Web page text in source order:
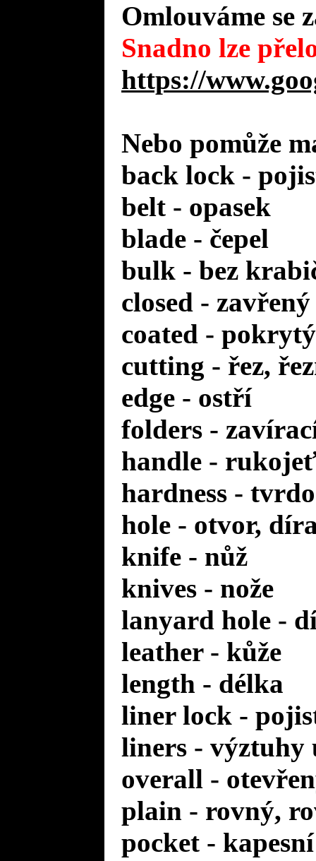
Omlouváme se
Snadno lze
https://
Nebo pomůže
back lock -
belt - opasek
blade - čepel
bulk - bez
closed - zavřený
coated -
cutting - řez,
edge - ostří
folders -
handle -
hardness -
hole - otvor,
knife - nůž
knives - nože
lanyard hole -
leather - kůže
length - délka
liner lock -
liners -
overall -
plain - rovný,
pocket - kapesní